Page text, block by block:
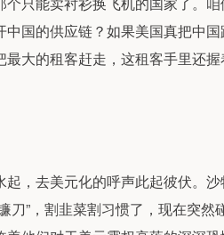
国的供应链？如果美国真把中
大的租客赶走，这租客手里还
，去美元化的呼声此起彼伏。
刀”，割韭菜割习惯了，现在突